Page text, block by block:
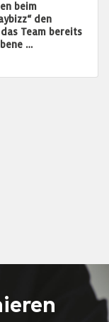
beim
den
Team bereits
…